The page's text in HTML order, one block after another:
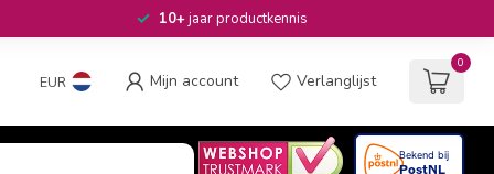
10+jaar productkennis
EUR Mijn account Verlanglijst
0